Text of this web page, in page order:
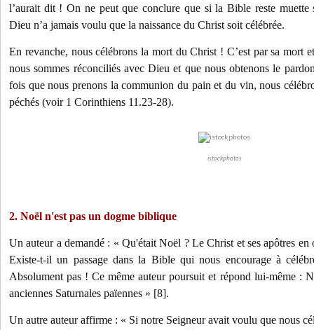
l’aurait dit ! On ne peut que conclure que si la Bible reste muette
Dieu n’a jamais voulu que la naissance du Christ soit célébrée.
En revanche, nous célébrons la mort du Christ ! C’est par sa mort
nous sommes réconciliés avec Dieu et que nous obtenons le
fois que nous prenons la communion du pain et du vin, nous
péchés (voir 1 Corinthiens 11.23-28).
istockphotos
2. Noël n'est pas un dogme biblique
Un auteur a demandé : « Qu'était Noël ? Le Christ et ses apôtres
Existe-t-il un passage dans la Bible qui nous encourage à
Absolument pas ! Ce même auteur poursuit et répond lui-même :
anciennes Saturnales païennes » [8].
Un autre auteur affirme : « Si notre Seigneur avait voulu que nous